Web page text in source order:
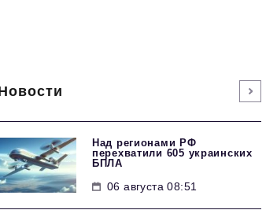
Над регионами РФ
перехватили 605 украинских
БПЛА
06 августа 08:51